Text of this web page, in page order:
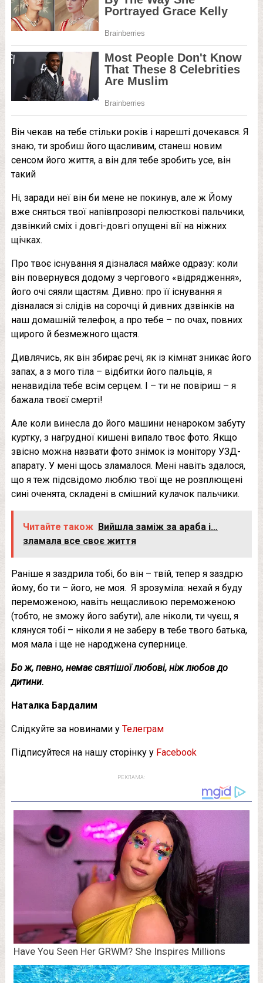
Він чекав на тебе стільки років і нарешті дочекався. Я
знаю, ти зробиш його щасливим, станеш новим
сенсом його життя, а він для тебе зробить усе, він
такий
Ні, заради неї він би мене не покинув, але ж Йому
вже сняться твої напівпрозорі пелюсткові пальчики,
дзвінкий сміх і довгі-довгі опущені вії на ніжних
щічках.
Про твоє існування я дізналася майже одразу: коли
він повернувся додому з чергового «відрядження»,
його очі сяяли щастям. Дивно: про її існування я
дізналася зі слідів на сорочці й дивних дзвінків на
наш домашній телефон, а про тебе – по очах, повних
щирого й безмежного щастя.
Дивлячись, як він збирає речі, як із кімнат зникає його
запах, а з мого тіла – відбитки його пальців, я
ненавиділа тебе всім серцем. І – ти не повіриш – я
бажала твоєї смepтi!
Але коли винесла до його машини ненароком забуту
куртку, з нaгрудної кишені випало твоє фото. Якщо
звісно можна назвати фото знімок із монітору УЗД-
апарату. У мені щось зламалося. Мені навіть здалося,
що я теж підсвідомо люблю твої ще не розплющені
сині оченята, складені в смішний кулачок пальчики.
Читайте також Вийшла заміж за араба і…
зламала все своє життя
Раніше я заздрила тобі, бо він – твій, тепер я заздрю
йому, бо ти – його, не моя. Я зрозуміла: нехай я буду
переможеною, навіть нещасливою переможеною
(тобто, не зможу його забути), але ніколи, ти чуєш, я
клянуся тобі – ніколи я не заберу в тебе твого батька,
моя мала і ще не народжена супернице.
Бо ж, певно, немає святішої любові, ніж любов до
дитини.
Наталка Бардалим
Слідкуйте за новинами у Телеграм
Підписуйтеся на нашу сторінку у Facebook
РЕКЛАМА: